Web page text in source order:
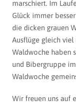
marschiert. Im
Glück immer
die dicken grauen
Ausflüge gleich viel
Waldwoche haben
und Bibergruppe
Waldwoche
Wir freuen uns auf